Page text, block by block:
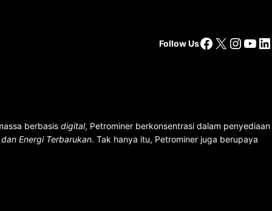
Follow UsFacebook
X
berbasis digital, Petrominer berkonsentrasi dalam penyediaan
Energi Terbarukan. Tak hanya itu, Petrominer juga berupaya